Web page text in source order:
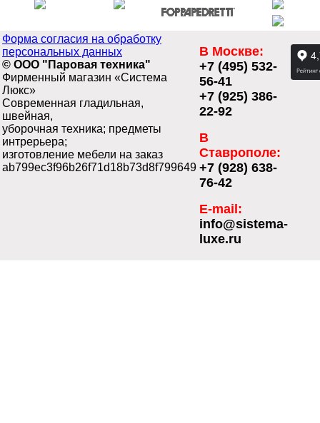
Форма согласия на обработку
персональных данных
© ООО "Паровая техника"
Фирменный магазин «Система
Люкс»
Современная гладильная,
швейная,
уборочная техника; предметы
интрерьера;
изготовление мебели на заказ
ab799ec3f96b26f71d18b73d8f799649
В Москве:
+7 (495) 532-
56-41
+7 (925) 386-
22-92
В
Ставрополе:
+7 (928) 638-
76-42
E-mail:
info@sistema-
luxe.ru